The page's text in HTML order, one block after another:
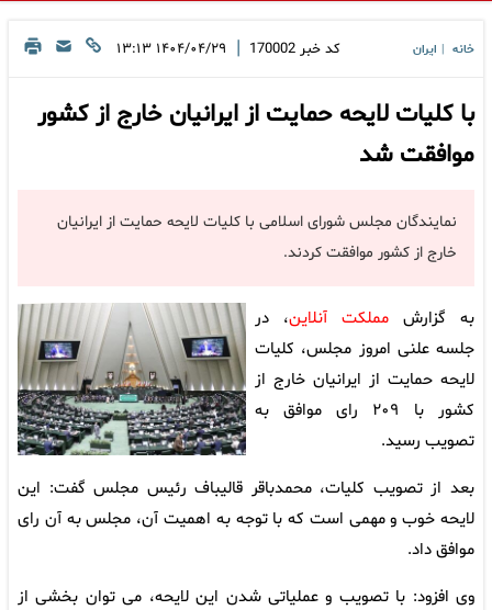
خانه ایران کد خبر 170002
| ۱۴۰۴/۰۴/۲۹ ۱۳:۱۳
با کلیات لایحه حمایت از ایرانیان خارج از کشور
موافقت شد
نمایندگان مجلس شورای اسلامی با کلیات لایحه حمایت از ایرانیان
خارج از کشور موافقت کردند.
به گزارش مملکت آنلاین، در
جلسه علنی امروز مجلس، کلیات
لایحه حمایت از ایرانیان خارج از
کشور با ۲۰۹ رای موافق به
تصویب رسید.
بعد از تصویب کلیات، محمدباقر قالیباف رئیس مجلس گفت: این
لایحه خوب و مهمی است که با توجه به اهمیت آن، مجلس به آن رای
موافق داد.
وی افزود: با تصویب و عملیاتی شدن این لایحه، می توان بخشی از